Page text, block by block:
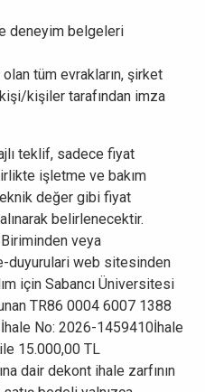
deneyim belgeleri
tüm evrakların, şirket
kişiler tarafından imza
teklif, sadece fiyat
işletme ve bakım
değer gibi fiyat
belirlenecektir.
Biriminden veya
duyurulari web sitesinden
için Sabancı Üniversitesi
TR86 0004 6007 1388
No: 2026-1459410İhale
15.000,00 TL
dair dekont ihale zarfının